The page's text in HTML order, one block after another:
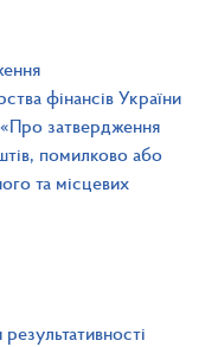
фінансів України
затвердження
помилково або
та місцевих